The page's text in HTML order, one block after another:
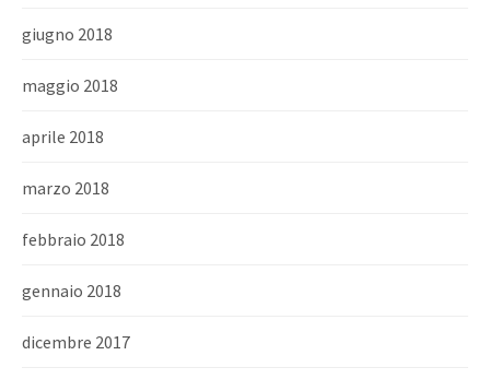
giugno 2018
maggio 2018
aprile 2018
marzo 2018
febbraio 2018
gennaio 2018
dicembre 2017